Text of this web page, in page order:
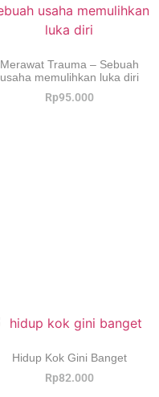
Merawat Trauma – Sebuah
usaha memulihkan luka diri
Rp95.000
Hidup Kok Gini Banget
Rp82.000